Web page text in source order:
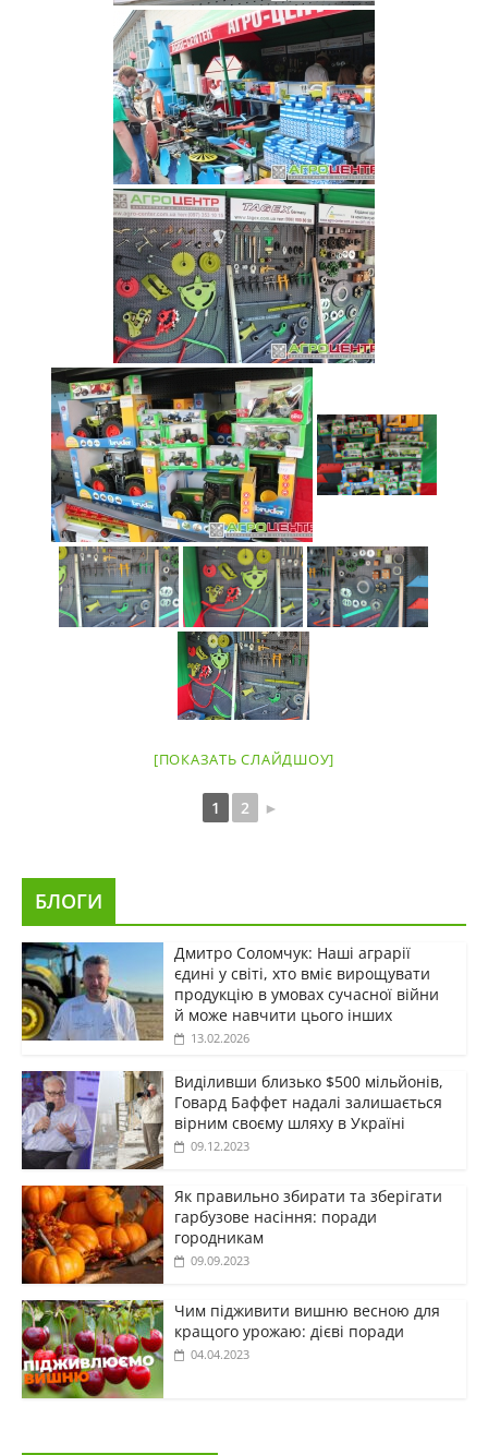
[ПОКАЗАТЬ СЛАЙДШОУ]
1 2 ►
БЛОГИ
Дмитро Соломчук: Наші аграрії
єдині у світі, хто вміє вирощувати
продукцію в умовах сучасної війни
й може навчити цього інших
13.02.2026
Виділивши близько $500 мільйонів,
Говард Баффет надалі залишається
вірним своєму шляху в Україні
09.12.2023
Як правильно збирати та зберігати
гарбузове насіння: поради
городникам
09.09.2023
Чим підживити вишню весною для
кращого урожаю: дієві поради
04.04.2023